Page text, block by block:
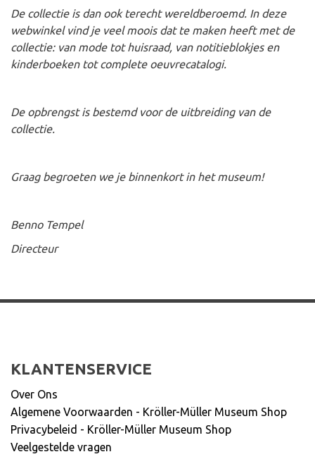
De collectie is dan ook terecht wereldberoemd. In deze
webwinkel vind je veel moois dat te maken heeft met de
collectie: van mode tot huisraad, van notitieblokjes en
kinderboeken tot complete oeuvrecatalogi.
De opbrengst is bestemd voor de uitbreiding van de
collectie.
Graag begroeten we je binnenkort in het museum!
Benno Tempel
Directeur
KLANTENSERVICE
Over Ons
Algemene Voorwaarden - Kröller-Müller Museum Shop
Privacybeleid - Kröller-Müller Museum Shop
Veelgestelde vragen